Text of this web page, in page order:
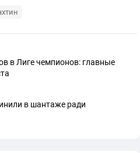
в Лиге чемпионов: главные
в шантаже ради